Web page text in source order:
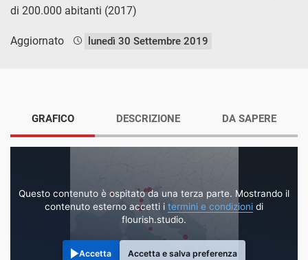
di 200.000 abitanti (2017)
Aggiornato lunedì 30 Settembre 2019
GRAFICO
Questo contenuto è ospitato da una terza parte. Mostrando il
contenuto esterno accetti i termini e condizioni di
flourish.studio.
Accetta Accetta e salva preferenza
DESCRIZIONE DA SAPERE